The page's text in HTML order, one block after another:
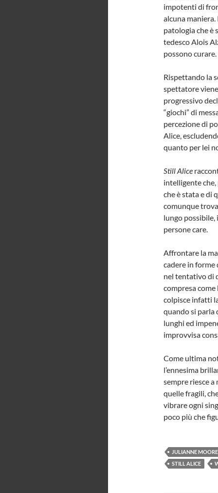
impotenti di
alcuna
patologia che è
tedesco Alois
possono curare.
Rispettando la
spettatore
progressivo
“giochi” di
percezione di
Alice,
quanto per lei
Still Alice
intelligente che,
che è stata e di
comunque
lungo possibile,
persone care.
Affrontare la
cadere in forme
nel tentativo di
compresa come
colpisce infatti
quando si parla
lunghi ed
improvvisa
Come ultima
l’ennesima
sempre riesce
quelle fragili,
vibrare ogni
poco più che
JULIANNE MOORE
STILL ALICE